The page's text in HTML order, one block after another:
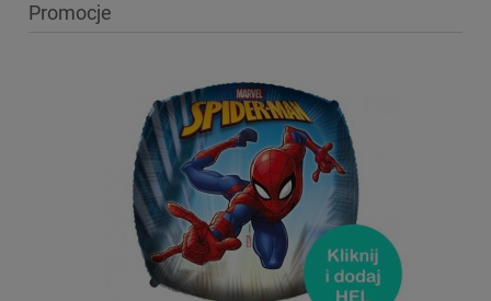
Promocje